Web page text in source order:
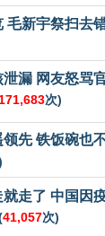
毛新宇祭扫去
漏 网友怒骂
次)
先 铁饭碗也
走了 中国因
41,057次)